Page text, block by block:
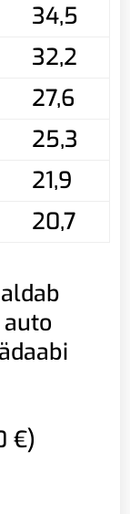
34,5
32,2
27,6
25,3
21,9
20,7
€)